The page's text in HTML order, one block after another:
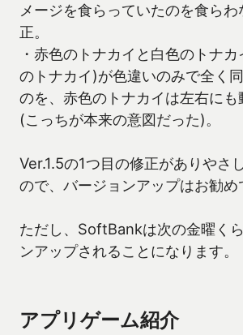
メージを食らっていたのを食ら
正。
・赤色のトナカイと白色のトナ
のトナカイ)が色違いのみで全く
のを、赤色のトナカイは左右にも
(こっちが本来の意図だった)。
Ver.1.5の1つ目の修正がありやさ
ので、バージョンアップはお勧め
ただし、SoftBankは次の金曜く
ンアップされることになります。
アプリゲーム紹介